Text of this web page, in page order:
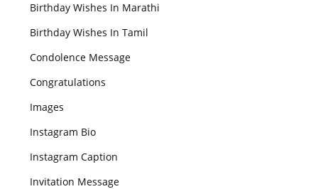
Birthday Wishes In Marathi
Birthday Wishes In Tamil
Condolence Message
Congratulations
Images
Instagram Bio
Instagram Caption
Invitation Message